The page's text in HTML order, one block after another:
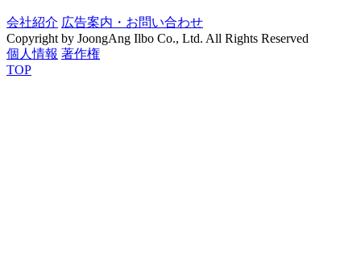
会社紹介 広告案内・お問い合わせ
Copyright by JoongAng Ilbo Co., Ltd. All Rights Reserved
個人情報 著作権
TOP